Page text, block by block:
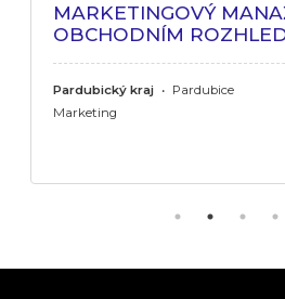
MARKETINGOVÝ
OBCHODNÍM
Pardubický kraj • Pardubice
Marketing